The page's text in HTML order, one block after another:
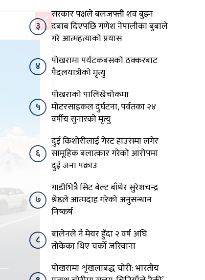
३
सरकार पक्षले बलजफ्ती शव बुझ्न
दबाब दिएपछि गणेश नेपालीका बुबाले
गरे आत्महत्याको प्रयास
४
पोखरामा पर्यटकबसको ठक्करबाट
पैदलयात्रीको मृत्यु
५
पोखराको पालिखेचोकमा
मोटरसाइकल दुर्घटना, पर्वतका २४
वर्षीय सुनारको मृत्यु
६
दुई किशोरीलाई गेस्ट हाउसमा लगेर
सामूहिक बलात्कार गरेको आरोपमा
दुई जना पक्राउ
७
गाडीभित्रै सिट बेल्ट बाँधेर सुरेशचन्द्र
श्रेष्ठले आत्मदाह गरेको अनुसन्धान
निष्कर्ष
८
बालेनले नै मेयर हुँदा २ वर्ष अघि
तोकेका थिए चर्को जरिवाना
पोखरामा शृंखलाबद्ध चोरी: भारतीय